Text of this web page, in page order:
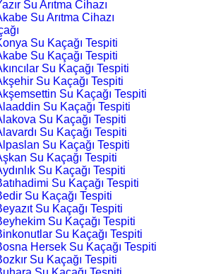
Su Arıtma Cihazı
Su Arıtma Cihazı
Su Kaçağı Tespiti
Su Kaçağı Tespiti
Su Kaçağı Tespiti
Su Kaçağı Tespiti
Su Kaçağı Tespiti
Su Kaçağı Tespiti
Su Kaçağı Tespiti
Su Kaçağı Tespiti
Su Kaçağı Tespiti
Su Kaçağı Tespiti
Su Kaçağı Tespiti
Su Kaçağı Tespiti
Su Kaçağı Tespiti
Su Kaçağı Tespiti
Su Kaçağı Tespiti
Su Kaçağı Tespiti
Hersek Su Kaçağı Tespiti
Su Kaçağı Tespiti